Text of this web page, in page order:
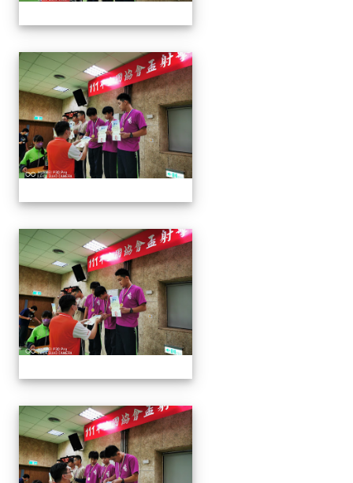
1110913 111年協會盃射擊
1110913 111年協會盃射擊
1110913 111年協會盃射擊